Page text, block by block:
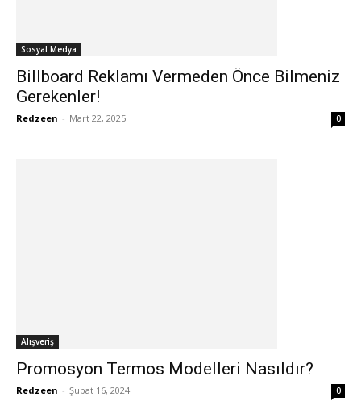
Sosyal Medya
Billboard Reklamı Vermeden Önce Bilmeniz
Gerekenler!
Redzeen - Mart 22, 2025 0
Alışveriş
Promosyon Termos Modelleri Nasıldır?
Redzeen - Şubat 16, 2024 0